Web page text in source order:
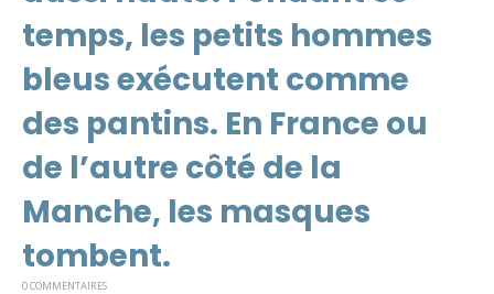
temps, les petits hommes
bleus exécutent comme
des pantins. En France ou
de l’autre côté de la
Manche, les masques
tombent.
0 COMMENTAIRES